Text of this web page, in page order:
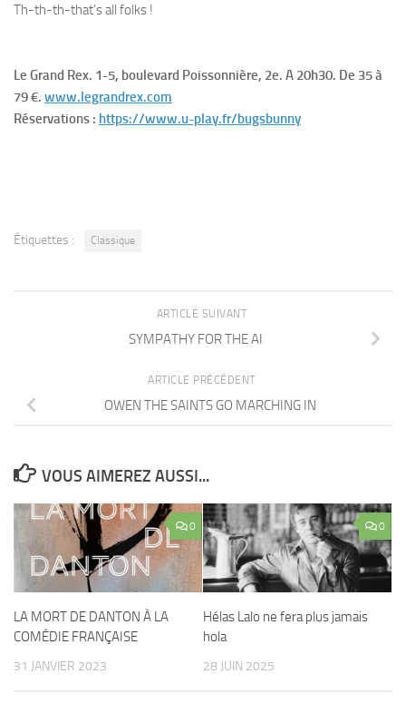
Th-th-th-that’s all folks !
Le Grand Rex. 1-5, boulevard Poissonnière, 2e. A 20h30. De 35 à
79 €. www.legrandrex.com
Réservations : https://www.u-play.fr/bugsbunny
Étiquettes : Classique
ARTICLE SUIVANT
SYMPATHY FOR THE AI
ARTICLE PRÉCÉDENT
OWEN THE SAINTS GO MARCHING IN
VOUS AIMEREZ AUSSI...
0
LA MORT DE DANTON À LA
COMÉDIE FRANÇAISE
31 JANVIER 2023
0
Hélas Lalo ne fera plus jamais
hola
28 JUIN 2025